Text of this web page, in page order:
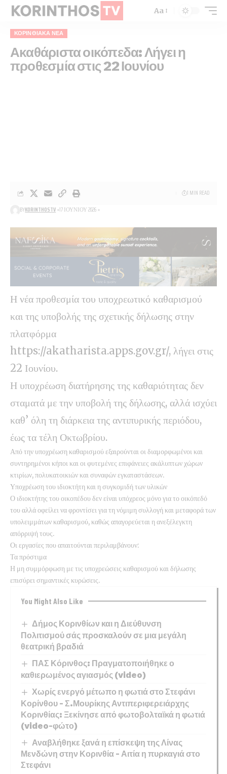
Aa
ΚΟΡΙΝΘΙΑΚΆ ΝΈΑ
Ακαθάριστα οικόπεδα: Λήγει η
προθεσμία στις 22 Ιουνίου
BYKORINTHOSTV 17 ΙΟΥΝΊΟΥ 2026
1 MIN READ
Η νέα προθεσμία του υποχρεωτικό καθαρισμού
και της υποβολής της σχετικής δήλωσης στην
πλατφόρμα
https://akatharista.apps.gov.gr/, λήγει στις
22 Ιουνίου.
Η υποχρέωση διατήρησης της καθαριότητας δεν
σταματά με την υποβολή της δήλωσης, αλλά ισχύει
καθ’ όλη τη διάρκεια της αντιπυρικής περιόδου,
έως τα τέλη Οκτωβρίου.
Από την υποχρέωση καθαρισμού εξαιρούνται οι διαμορφωμένοι και
συντηρημένοι κήποι και οι φυτεμένες επιφάνειες ακάλυπτων χώρων
κτιρίων, πολυκατοικιών και συναφών εγκαταστάσεων.
Υποχρέωση του ιδιοκτήτη και η συγκομιδή των υλικών
Ο ιδιοκτήτης του οικοπέδου δεν είναι υπόχρεος μόνο για το οικόπεδό
του αλλά οφείλει να φροντίσει για τη νόμιμη συλλογή και μεταφορά των
υπολειμμάτων καθαρισμού, καθώς απαγορεύεται η ανεξέλεγκτη
απόρριψή τους.
Οι εργασίες που απαιτούνται περιλαμβάνουν:
Τα πρόστιμα
Η μη συμμόρφωση με τις υποχρεώσεις καθαρισμού και δήλωσης
επισύρει σημαντικές κυρώσεις.
You Might Also Like
Δήμος Κορινθίων και η Διεύθυνση
Πολιτισμού σάς προσκαλούν σε μια μεγάλη
θεατρική βραδιά
ΠΑΣ Κόρινθος: Πραγματοποιήθηκε ο
καθιερωμένος αγιασμός (video)
Χωρίς ενεργό μέτωπο η φωτιά στο Στεφάνι
Κορίνθου – Σ.Μουρίκης Αντιπεριφερειάρχης
Κορινθίας: Ξεκίνησε από φωτοβολταϊκά η φωτιά
(video-φώτο)
Αναβλήθηκε ξανά η επίσκεψη της Λίνας
Μενδώνη στην Κορινθία – Αιτία η πυρκαγιά στο
Στεφάνι